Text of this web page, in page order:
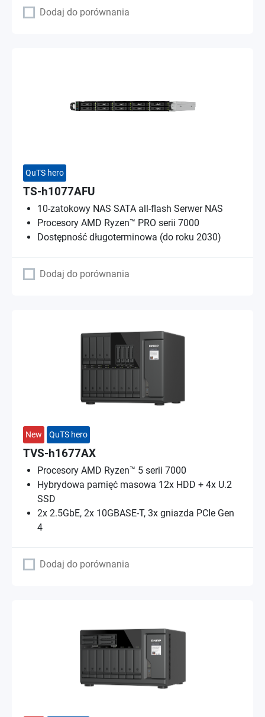
Dodaj do porównania
QuTS hero
TS-h1077AFU
10-zatokowy NAS SATA all-flash Serwer NAS
Procesory AMD Ryzen™ PRO serii 7000
Dostępność długoterminowa (do roku 2030)
Dodaj do porównania
New QuTS hero
TVS-h1677AX
Procesory AMD Ryzen™ 5 serii 7000
Hybrydowa pamięć masowa 12x HDD + 4x U.2
SSD
2x 2.5GbE, 2x 10GBASE-T, 3x gniazda PCIe Gen
4
Dodaj do porównania